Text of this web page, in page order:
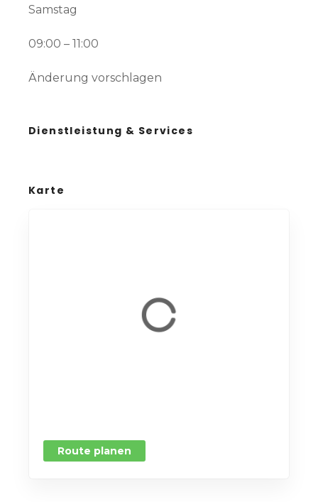
Samstag
09:00 – 11:00
Änderung vorschlagen
Dienstleistung & Services
Karte
Route planen